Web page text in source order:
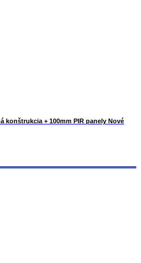
konštrukcia + 100mm PIR panely Nové